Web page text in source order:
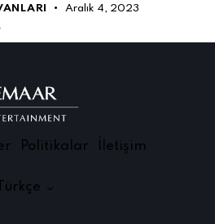
Aralık 4, 2023
Politikalar İletişim
Türkçe